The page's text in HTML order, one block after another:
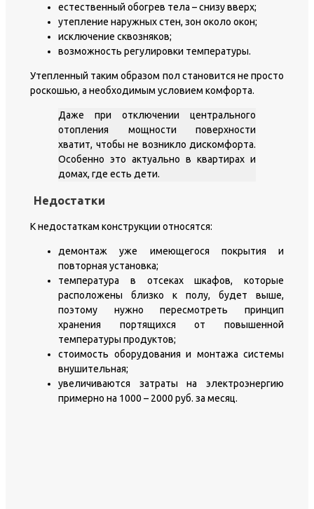
естественный обогрев тела – снизу вверх;
утепление наружных стен, зон около окон;
исключение сквозняков;
возможность регулировки температуры.
Утепленный таким образом пол становится не просто
роскошью, а необходимым условием комфорта.
Даже при отключении центрального
отопления мощности поверхности
хватит, чтобы не возникло дискомфорта.
Особенно это актуально в квартирах и
домах, где есть дети.
Недостатки
К недостаткам конструкции относятся:
демонтаж уже имеющегося покрытия и
повторная установка;
температура в отсеках шкафов, которые
расположены близко к полу, будет выше,
поэтому нужно пересмотреть принцип
хранения портящихся от повышенной
температуры продуктов;
стоимость оборудования и монтажа системы
внушительная;
увеличиваются затраты на электроэнергию
примерно на 1000 – 2000 руб. за месяц.